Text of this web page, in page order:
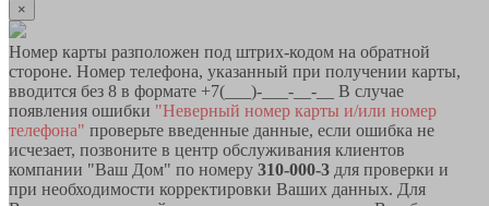
×
Номер карты разположен под штрих-кодом на обратной
стороне. Номер телефона, указанный при получении карты,
вводится без 8 в формате +7(___)-___-__-__ В случае
появления ошибки "Неверный номер карты и/или номер
телефона" проверьте введенные данные, если ошибка не
исчезает, позвоните в центр обслуживания клиентов
компании "Ваш Дом" по номеру 310-000-3 для проверки и
при необходимости корректировки Ваших данных. Для